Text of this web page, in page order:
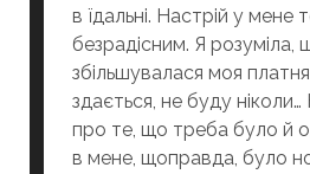
в їдальні. Настрій у мене
безрадісним. Я розуміла,
збільшувалася моя
здається, не буду
про те, що треба було й
в мене, щоправда, було